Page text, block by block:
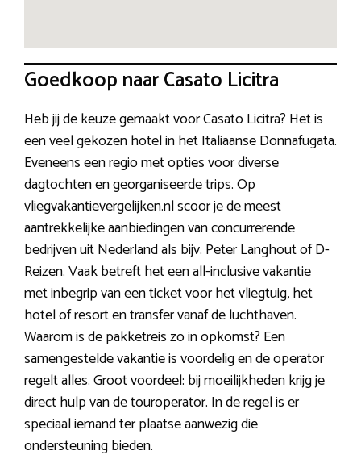
Goedkoop naar Casato Licitra
Heb jij de keuze gemaakt voor Casato Licitra? Het is
een veel gekozen hotel in het Italiaanse Donnafugata.
Eveneens een regio met opties voor diverse
dagtochten en georganiseerde trips. Op
vliegvakantievergelijken.nl scoor je de meest
aantrekkelijke aanbiedingen van concurrerende
bedrijven uit Nederland als bijv. Peter Langhout of D-
Reizen. Vaak betreft het een all-inclusive vakantie
met inbegrip van een ticket voor het vliegtuig, het
hotel of resort en transfer vanaf de luchthaven.
Waarom is de pakketreis zo in opkomst? Een
samengestelde vakantie is voordelig en de operator
regelt alles. Groot voordeel: bij moeilijkheden krijg je
direct hulp van de touroperator. In de regel is er
speciaal iemand ter plaatse aanwezig die
ondersteuning bieden.